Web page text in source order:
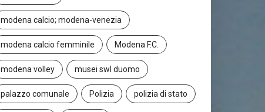
modena calcio; modena-venezia
modena calcio femminile Modena F.C.
modena volley musei swl duomo
palazzo comunale Polizia polizia di stato